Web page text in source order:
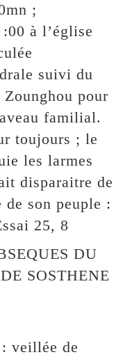
;
à l’église
suivi du
pour
familial.
toujours ; le
les larmes
disparaitre de
de son peuple :
25, 8
DU
SOSTHENE
veillée de